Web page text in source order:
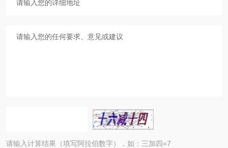
请输入计算结果（填写阿拉伯数字），如：三加四=7